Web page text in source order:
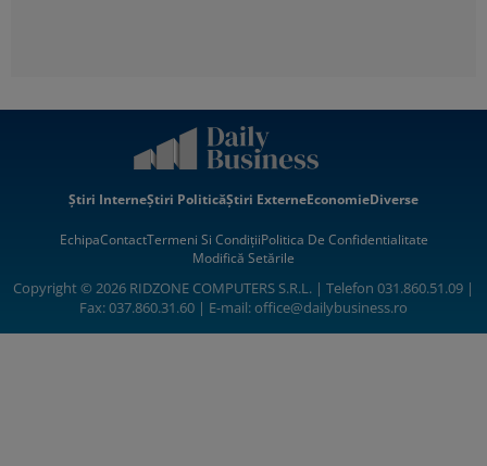
Știri InterneȘtiri PoliticăȘtiri ExterneEconomieDiverse
EchipaContactTermeni Si CondițiiPolitica De Confidentialitate
Modifică Setările
Copyright © 2026 RIDZONE COMPUTERS S.R.L. | Telefon 031.860.51.09 |
Fax: 037.860.31.60 | E-mail:office@dailybusiness.ro